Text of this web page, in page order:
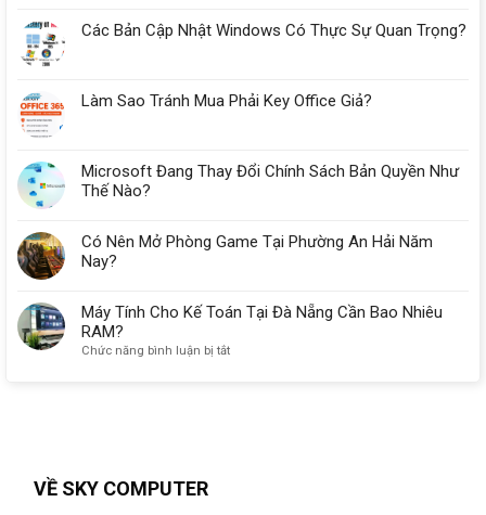
Các Bản Cập Nhật Windows Có Thực Sự Quan Trọng?
Làm Sao Tránh Mua Phải Key Office Giả?
Microsoft Đang Thay Đổi Chính Sách Bản Quyền Như
Thế Nào?
Có Nên Mở Phòng Game Tại Phường An Hải Năm
Nay?
Máy Tính Cho Kế Toán Tại Đà Nẵng Cần Bao Nhiêu
RAM?
Chức năng bình luận bị tắtở
VỀ SKY COMPUTER